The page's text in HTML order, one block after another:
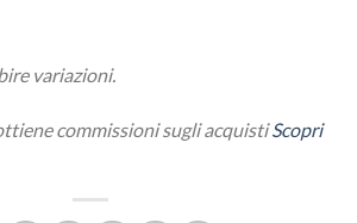
variazioni.
commissioni sugli acquistiScopri